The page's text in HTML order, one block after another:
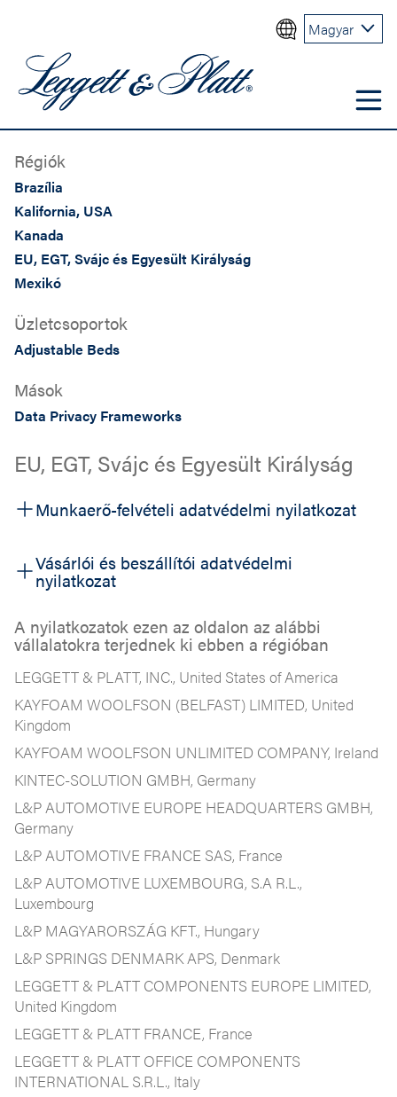
Magyar
Régiók
Brazília
Kalifornia, USA
Kanada
EU, EGT, Svájc és Egyesült Királyság
Mexikó
Üzletcsoportok
Adjustable Beds
Mások
Data Privacy Frameworks
EU, EGT, Svájc és Egyesült Királyság
Munkaerő-felvételi adatvédelmi nyilatkozat
Vásárlói és beszállítói adatvédelmi
nyilatkozat
A nyilatkozatok ezen az oldalon az alábbi
vállalatokra terjednek ki ebben a régióban
LEGGETT & PLATT, INC., United States of America
KAYFOAM WOOLFSON (BELFAST) LIMITED, United
Kingdom
KAYFOAM WOOLFSON UNLIMITED COMPANY, Ireland
KINTEC-SOLUTION GMBH, Germany
L&P AUTOMOTIVE EUROPE HEADQUARTERS GMBH,
Germany
L&P AUTOMOTIVE FRANCE SAS, France
L&P AUTOMOTIVE LUXEMBOURG, S.A R.L.,
Luxembourg
L&P MAGYARORSZÁG KFT., Hungary
L&P SPRINGS DENMARK APS, Denmark
LEGGETT & PLATT COMPONENTS EUROPE LIMITED,
United Kingdom
LEGGETT & PLATT FRANCE, France
LEGGETT & PLATT OFFICE COMPONENTS
INTERNATIONAL S.R.L., Italy